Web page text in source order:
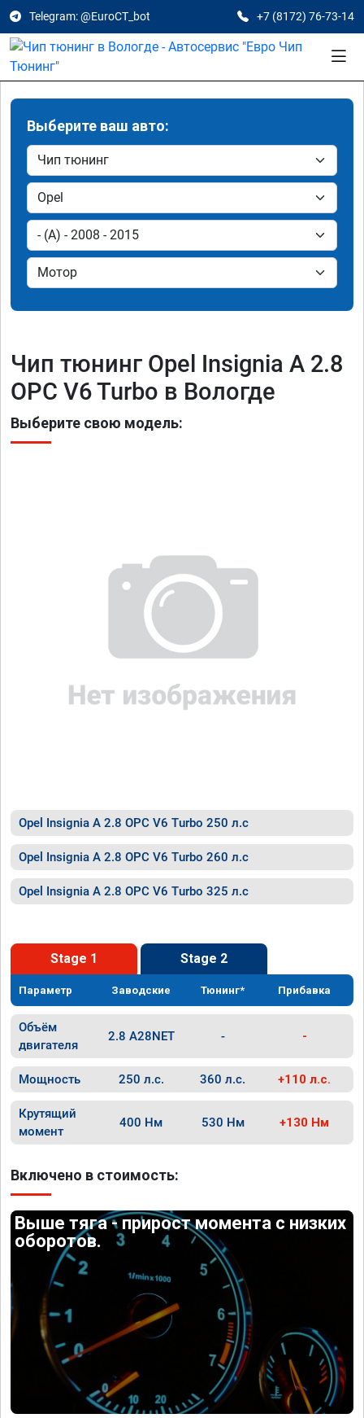
Telegram: @EuroCT_bot +7 (8172) 76-73-14
Выберите ваш авто:
Чип тюнинг Opel Insignia A 2.8
OPC V6 Turbo в Вологде
Выберите свою модель:
Opel Insignia A 2.8 OPC V6 Turbo 250 л.с
Opel Insignia A 2.8 OPC V6 Turbo 260 л.с
Opel Insignia A 2.8 OPC V6 Turbo 325 л.с
Stage 1 Stage 2
Параметр Заводские Тюнинг* Прибавка
Объём
двигателя
2.8 A28NET - -
Мощность 250 л.с. 360 л.с. +110 л.с.
Крутящий
момент
400 Нм 530 Нм +130 Нм
Включено в стоимость:
Выше тяга - прирост момента с низких
оборотов.